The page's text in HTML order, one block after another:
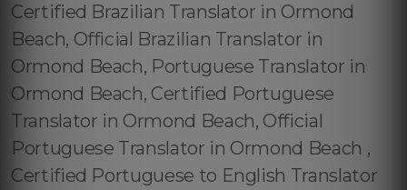
Certified Brazilian Translator in Ormond
Beach, Official Brazilian Translator in
Ormond Beach, Portuguese Translator in
Ormond Beach, Certified Portuguese
Translator in Ormond Beach, Official
Portuguese Translator in Ormond Beach ,
Certified Portuguese to English Translator